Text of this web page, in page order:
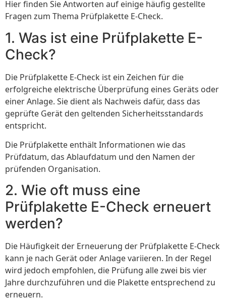
Hier finden Sie Antworten auf einige häufig gestellte
Fragen zum Thema Prüfplakette E-Check.
1. Was ist eine Prüfplakette E-
Check?
Die Prüfplakette E-Check ist ein Zeichen für die
erfolgreiche elektrische Überprüfung eines Geräts oder
einer Anlage. Sie dient als Nachweis dafür, dass das
geprüfte Gerät den geltenden Sicherheitsstandards
entspricht.
Die Prüfplakette enthält Informationen wie das
Prüfdatum, das Ablaufdatum und den Namen der
prüfenden Organisation.
2. Wie oft muss eine
Prüfplakette E-Check erneuert
werden?
Die Häufigkeit der Erneuerung der Prüfplakette E-Check
kann je nach Gerät oder Anlage variieren. In der Regel
wird jedoch empfohlen, die Prüfung alle zwei bis vier
Jahre durchzuführen und die Plakette entsprechend zu
erneuern.